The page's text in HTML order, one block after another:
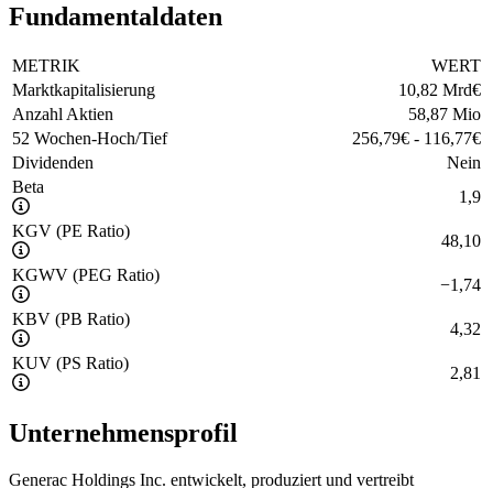
Fundamentaldaten
METRIK
WERT
Marktkapitalisierung
10,82 Mrd€
Anzahl Aktien
58,87 Mio
52 Wochen-Hoch/Tief
256,79€ - 116,77€
Dividenden
Nein
Beta
1,9
KGV (PE Ratio)
48,10
KGWV (PEG Ratio)
−1,74
KBV (PB Ratio)
4,32
KUV (PS Ratio)
2,81
Unternehmensprofil
Generac Holdings Inc. entwickelt, produziert und vertreibt